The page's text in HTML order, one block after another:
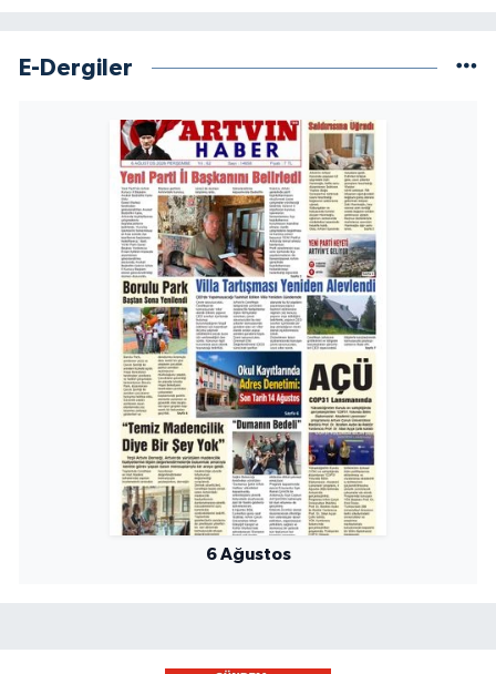
E-Dergiler
6 Ağustos